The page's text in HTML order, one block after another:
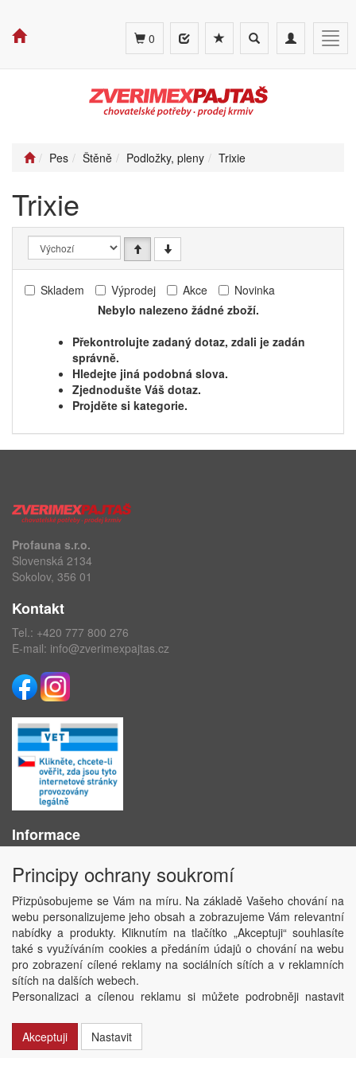
Toggle
navigation
Toggle
search
0
Pes Štěně Podložky, pleny Trixie
Trixie
Skladem Výprodej Akce
Novinka
Nebylo nalezeno žádné zboží.
Překontrolujte zadaný dotaz, zdali je zadán
správně.
Hledejte jiná podobná slova.
Zjednodušte Váš dotaz.
Projděte si kategorie.
Profauna s.r.o.
Slovenská 2134
Sokolov, 356 01
Kontakt
Tel.: +420 777 800 276
E-mail: info@zverimexpajtas.cz
Informace
Obchodní podmínky
Ochrana osobních údajů
Kontakt
Losování účtenek
Aktuality
Nastavení soukromí
Copyright © ABRA Software a.s. 2020
Principy ochrany soukromí
Přizpůsobujeme se Vám na míru. Na základě Vašeho chování na
webu personalizujeme jeho obsah a zobrazujeme Vám relevantní
nabídky a produkty. Kliknutím na tlačítko „Akceptuji“ souhlasíte
také s využíváním cookies a předáním údajů o chování na webu
pro zobrazení cílené reklamy na sociálních sítích a v reklamních
sítích na dalších webech.
Personalizaci a cílenou reklamu si můžete podrobněji nastavit
Akceptuji
Nastavit